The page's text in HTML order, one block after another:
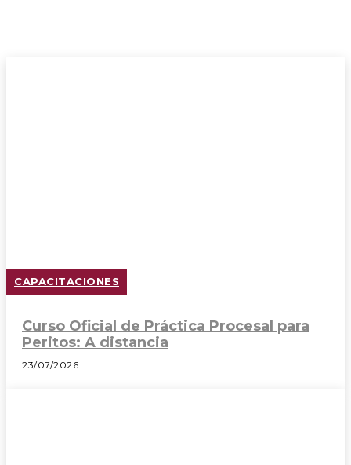
CAPACITACIONES
Curso Oficial de Práctica Procesal para
Peritos: A distancia
23/07/2026